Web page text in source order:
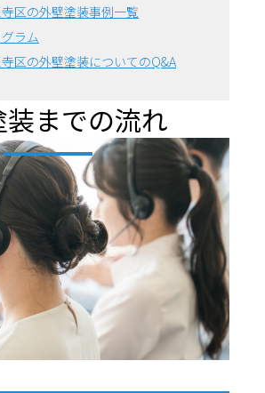
区の外壁塗装事例一覧
ラム
区の外壁塗装についてのQ&A
までの流れ